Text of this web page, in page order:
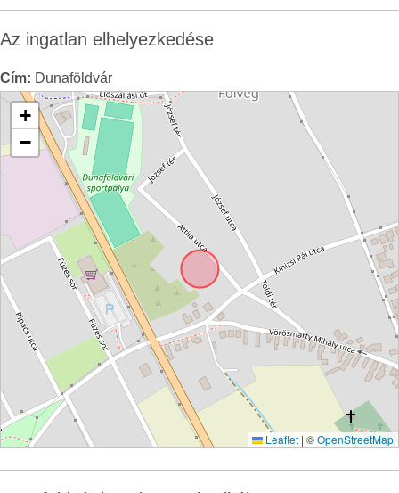
Az ingatlan elhelyezkedése
Cím: Dunaföldvár
+
−
Leaflet | ©OpenStreetMap